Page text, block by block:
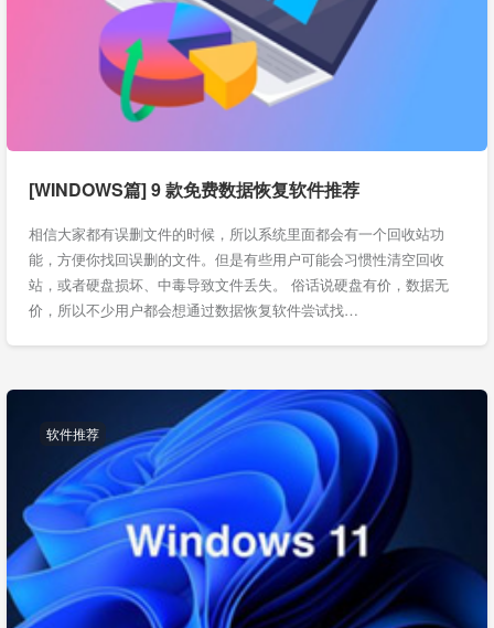
[WINDOWS篇] 9 款免费数据恢复软件推荐
相信大家都有误删文件的时候，所以系统里面都会有一个回收站功
能，方便你找回误删的文件。但是有些用户可能会习惯性清空回收
站，或者硬盘损坏、中毒导致文件丢失。 俗话说硬盘有价，数据无
价，所以不少用户都会想通过数据恢复软件尝试找…
软件推荐